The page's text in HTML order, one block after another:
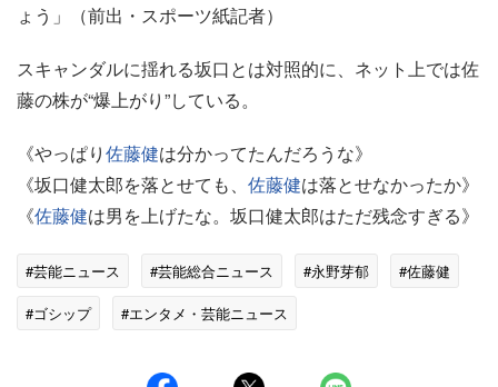
ょう」（前出・スポーツ紙記者）
スキャンダルに揺れる坂口とは対照的に、ネット上では佐
藤の株が“爆上がり”している。
《やっぱり佐藤健は分かってたんだろうな》
《坂口健太郎を落とせても、 佐藤健は落とせなかったか》
《佐藤健は男を上げたな。坂口健太郎はただ残念すぎる》
#芸能ニュース #芸能総合ニュース #永野芽郁
#佐藤健
#ゴシップ
#エンタメ・芸能ニュース